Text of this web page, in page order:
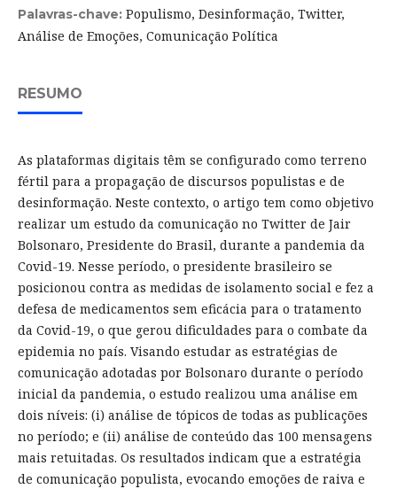
Palavras-chave: Populismo, Desinformação, Twitter,
Análise de Emoções, Comunicação Política
RESUMO
As plataformas digitais têm se configurado como terreno
fértil para a propagação de discursos populistas e de
desinformação. Neste contexto, o artigo tem como objetivo
realizar um estudo da comunicação no Twitter de Jair
Bolsonaro, Presidente do Brasil, durante a pandemia da
Covid-19. Nesse período, o presidente brasileiro se
posicionou contra as medidas de isolamento social e fez a
defesa de medicamentos sem eficácia para o tratamento
da Covid-19, o que gerou dificuldades para o combate da
epidemia no país. Visando estudar as estratégias de
comunicação adotadas por Bolsonaro durante o período
inicial da pandemia, o estudo realizou uma análise em
dois níveis: (i) análise de tópicos de todas as publicações
no período; e (ii) análise de conteúdo das 100 mensagens
mais retuitadas. Os resultados indicam que a estratégia
de comunicação populista, evocando emoções de raiva e